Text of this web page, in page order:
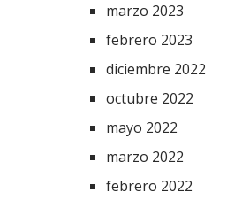
marzo 2023
febrero 2023
diciembre 2022
octubre 2022
mayo 2022
marzo 2022
febrero 2022